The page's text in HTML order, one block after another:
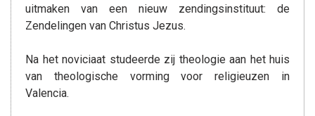
uitmaken van een nieuw zendingsinstituut: de
Zendelingen van Christus Jezus.
Na het noviciaat studeerde zij theologie aan het huis
van theologische vorming voor religieuzen in
Valencia.